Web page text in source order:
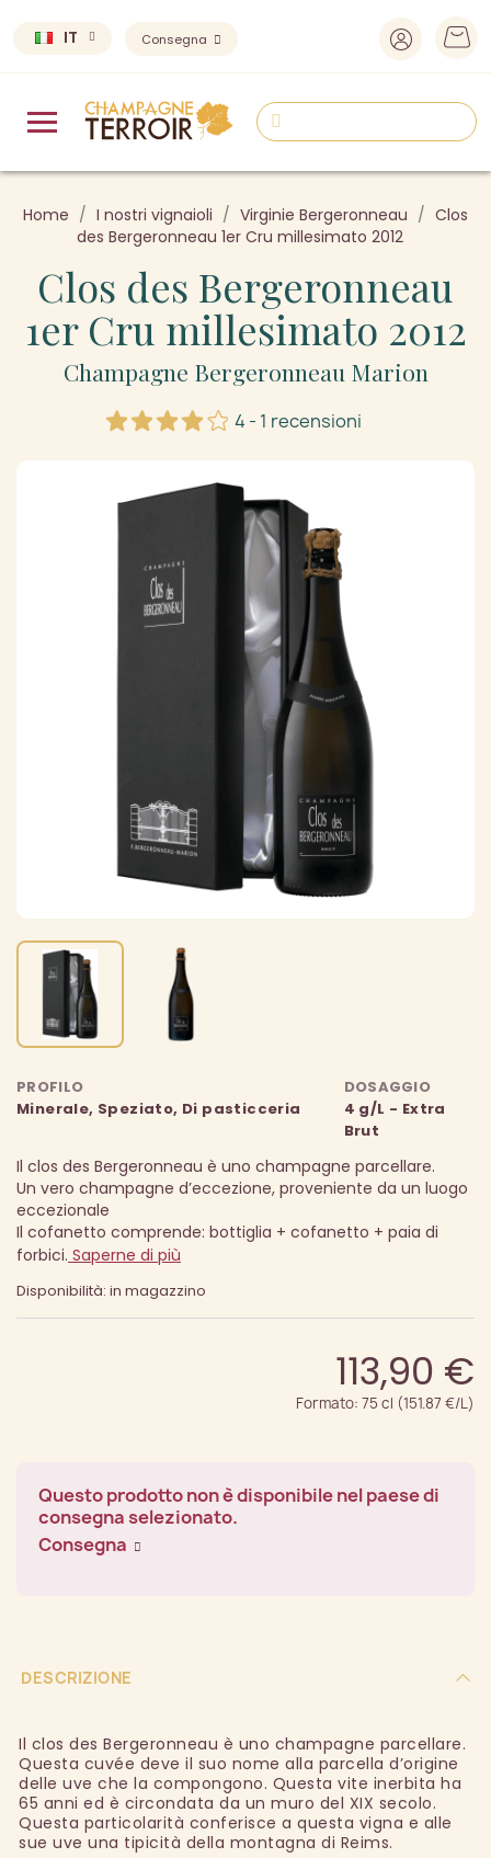
IT Consegna
Home I nostri vignaioli Virginie Bergeronneau
Clos
des Bergeronneau 1er Cru millesimato 2012
Clos des Bergeronneau
1er Cru millesimato 2012
Champagne Bergeronneau Marion
4 - 1 recensioni
PROFILO
Minerale, Speziato, Di pasticceria
DOSAGGIO
4 g/L - Extra
Brut
Il clos des Bergeronneau è uno champagne parcellare.
Un vero champagne d’eccezione, proveniente da un luogo
eccezionale
Il cofanetto comprende: bottiglia + cofanetto + paia di
forbici. Saperne di più
Disponibilità: in magazzino
113,90 €
Formato: 75 cl (151.87 €/L)
Questo prodotto non è disponibile nel paese di
consegna selezionato.
Consegna
DESCRIZIONE
Il clos des Bergeronneau è uno champagne parcellare.
Questa cuvée deve il suo nome alla parcella d’origine
delle uve che la compongono. Questa vite inerbita ha
65 anni ed è circondata da un muro del XIX secolo.
Questa particolarità conferisce a questa vigna e alle
sue uve una tipicità della montagna di Reims.